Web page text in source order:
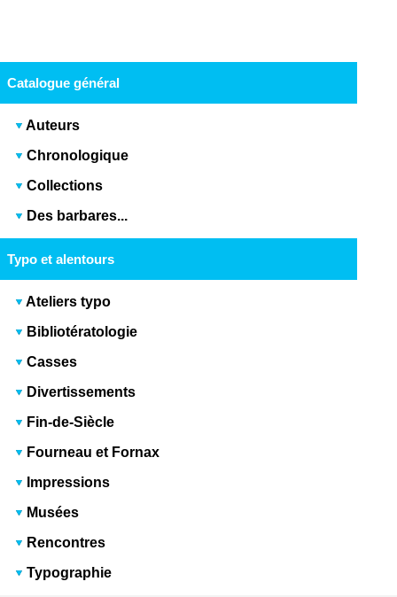
Catalogue général
Auteurs
Chronologique
Collections
Des barbares...
Typo et alentours
Ateliers typo
Bibliotératologie
Casses
Divertissements
Fin-de-Siècle
Fourneau et Fornax
Impressions
Musées
Rencontres
Typographie